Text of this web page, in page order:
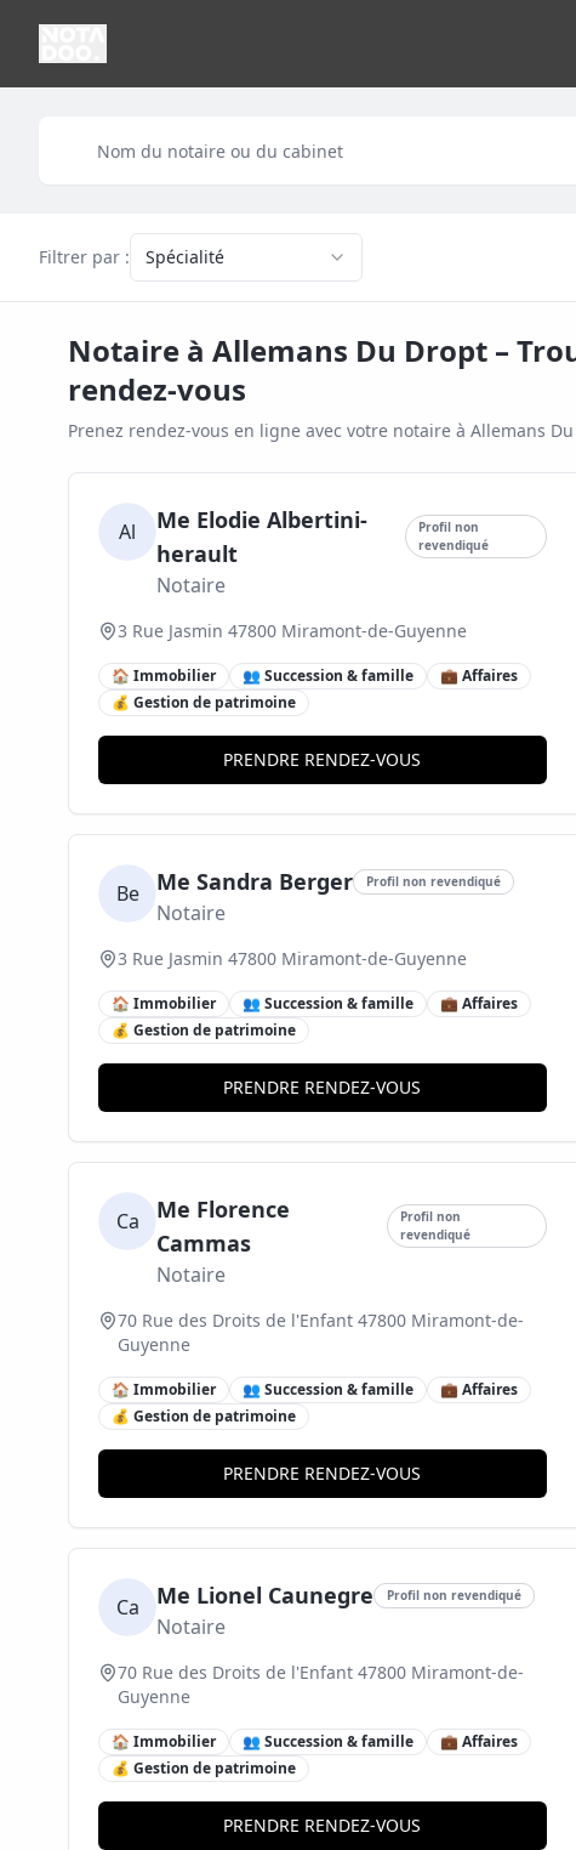
Filtrer par : Spécialité
Notaire à Allemans Du Dropt –
rendez-vous
Prenez rendez-vous en ligne avec votre notaire à Allemans
Al
Me Elodie Albertini-
herault
Profil non
revendiqué
Notaire
3 Rue Jasmin 47800 Miramont-de-Guyenne
🏠 Immobilier 👥 Succession & famille
💼 Affaires
💰 Gestion de patrimoine
PRENDRE RENDEZ-VOUS
Be Me Sandra Berger Profil non revendiqué
Notaire
3 Rue Jasmin 47800 Miramont-de-Guyenne
🏠 Immobilier 👥 Succession & famille
💼 Affaires
💰 Gestion de patrimoine
PRENDRE RENDEZ-VOUS
Ca
Me Florence
Cammas
Profil non
revendiqué
Notaire
70 Rue des Droits de l'Enfant 47800 Miramont-de-
Guyenne
🏠 Immobilier 👥 Succession & famille
💼 Affaires
💰 Gestion de patrimoine
PRENDRE RENDEZ-VOUS
Ca Me Lionel Caunegre Profil non revendiqué
Notaire
70 Rue des Droits de l'Enfant 47800 Miramont-de-
Guyenne
🏠 Immobilier 👥 Succession & famille
💼 Affaires
💰 Gestion de patrimoine
PRENDRE RENDEZ-VOUS